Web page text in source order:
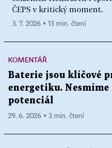
ČEPS v kritický moment.
3. 7. 2026 ▪ 13 min. čtení
KOMENTÁŘ
Baterie jsou klíčové
energetiku.
potenciál
29. 6. 2026 ▪ 3 min. čtení